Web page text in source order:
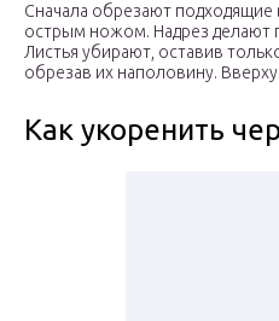
Сначала обрезают подходящие
острым ножом. Надрез делают
Листья убирают, оставив
обрезав их наполовину.
Как укоренить